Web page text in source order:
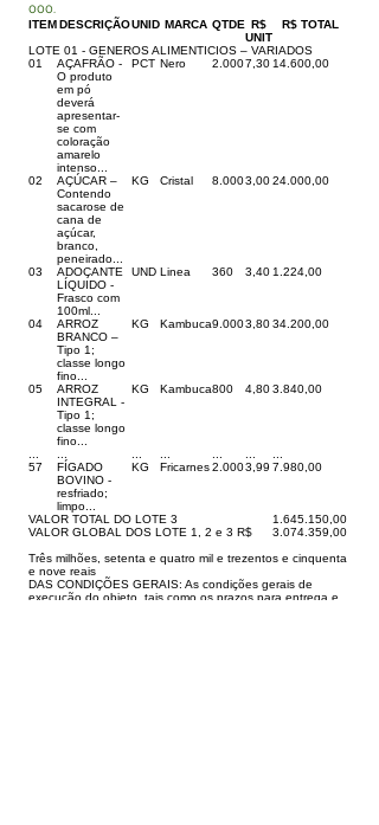
000.
ITEMDESCRIÇÃOUNID MARCA QTDE R$
UNIT
R$ TOTAL
LOTE 01 - GENEROS ALIMENTICIOS – VARIADOS
01
AÇAFRÃO -
O produto
em pó
deverá
apresentar-
se com
coloração
amarelo
intenso...
PCT Nero 2.0007,30 14.600,00
02
AÇÚCAR –
Contendo
sacarose de
cana de
açúcar,
branco,
peneirado...
KG Cristal 8.0003,0024.000,00
03
ADOÇANTE
LÍQUIDO -
Frasco com
100ml...
UND Linea 360 3,40 1.224,00
04
ARROZ
BRANCO –
Tipo 1;
classe longo
fino...
KG Kambuca9.0003,8034.200,00
05
ARROZ
INTEGRAL -
Tipo 1;
classe longo
fino...
KG Kambuca800 4,803.840,00
57
FÍGADO
BOVINO -
resfriado;
limpo...
KG Fricarnes2.0003,99 7.980,00
VALOR TOTAL DO LOTE 3 1.645.150 ,00
VALOR GLOBAL DOS LOTE 1, 2 e 3 R$
3.074.359 ,00
Três milhões, setenta e quatro mil e trezentos e cinquenta
e nove reais
DAS CONDIÇÕES GERAIS: As condições gerais de
execução do objeto, tais como os prazos para entrega e